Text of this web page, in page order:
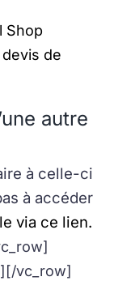
Shop
de
autre
à celle-ci
à accéder
via ce lien.
vc_row]